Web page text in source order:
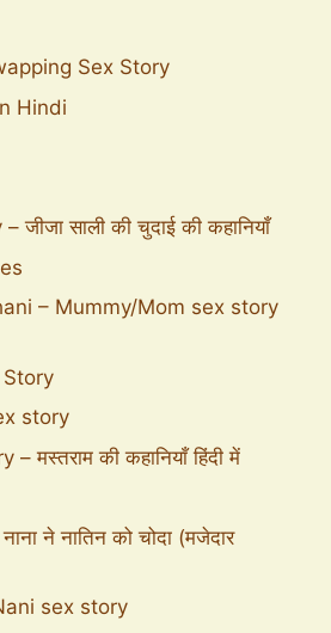
Sex Story
Hindi
साली की चुदाई की कहानियाँ
– Mummy/Mom sex story
story
मस्तराम की कहानियाँ हिंदी में
ने नातिन को चोदा (मजेदार
sex story